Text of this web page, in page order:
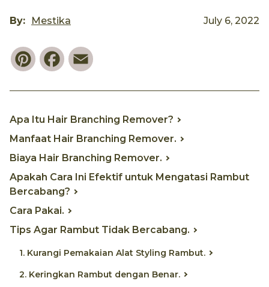
By: Mestika July 6, 2022
PinterestFacebook
Apa Itu Hair Branching Remover?
Manfaat Hair Branching Remover.
Biaya Hair Branching Remover.
Apakah Cara Ini Efektif untuk Mengatasi Rambut
Bercabang?
Cara Pakai.
Tips Agar Rambut Tidak Bercabang.
1. Kurangi Pemakaian Alat Styling Rambut.
2. Keringkan Rambut dengan Benar.